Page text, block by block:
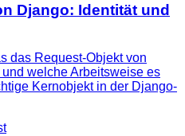
Django: Identität und
das Request-Objekt von
welche Arbeitsweise es
Kernobjekt in der Django-